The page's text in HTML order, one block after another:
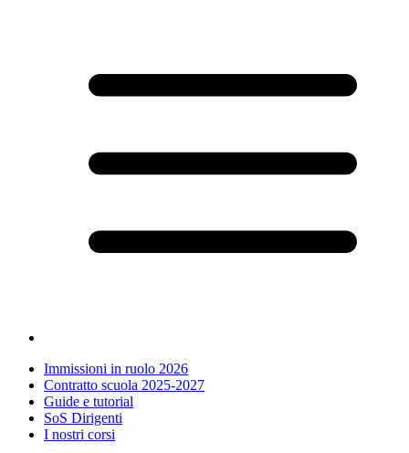
Immissioni in ruolo 2026
Contratto scuola 2025-2027
Guide e tutorial
SoS Dirigenti
I nostri corsi